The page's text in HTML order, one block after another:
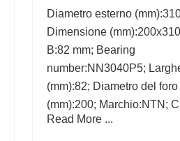
Diametro esterno
Dimensione
B:82 mm; Bearing
number:NN3040P5;
(mm):82; Diametro del foro
(mm):200; Marchio:NTN;
D:310 mm; d:200 mm;
Read More ...